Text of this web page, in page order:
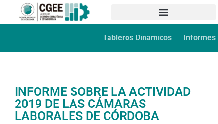
Tableros Dinámicos Informes
INFORME SOBRE LA ACTIVIDAD
2019 DE LAS CÁMARAS
LABORALES DE CÓRDOBA